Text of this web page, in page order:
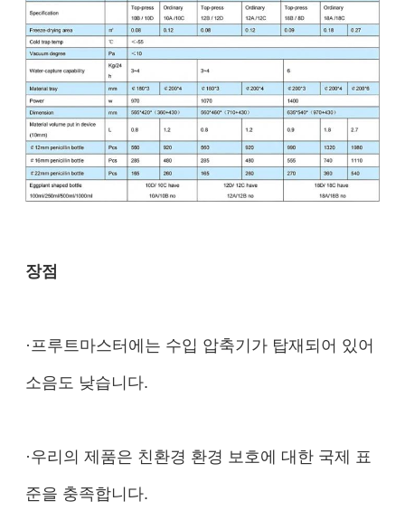
장점
·프루트마스터에는 수입 압축기가 탑재되어 있어
소음도 낮습니다.
·우리의 제품은 친환경 환경 보호에 대한 국제 표
준을 충족합니다.